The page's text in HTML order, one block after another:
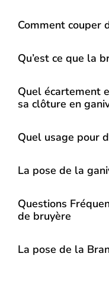
Comment couper
Qu’est ce que la
Quel écartement
sa clôture en
Quel usage pour
La pose de la
Questions
de bruyère
La pose de la